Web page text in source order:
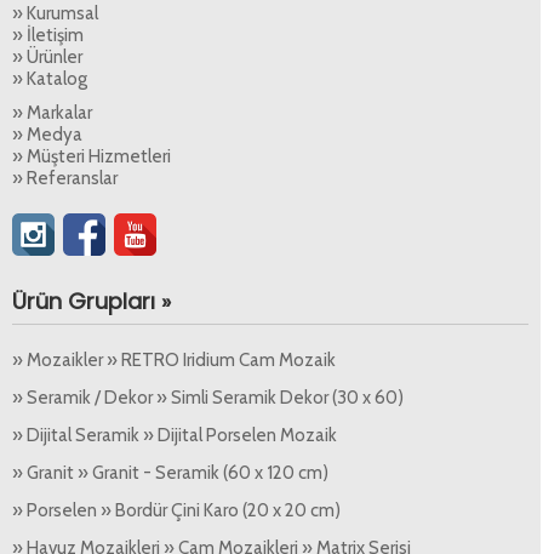
» Kurumsal
» İletişim
» Ürünler
» Katalog
» Markalar
» Medya
» Müşteri Hizmetleri
» Referanslar
Ürün Grupları »
» Mozaikler » RETRO Iridium Cam Mozaik
» Seramik / Dekor » Simli Seramik Dekor (30 x 60)
» Dijital Seramik » Dijital Porselen Mozaik
» Granit » Granit - Seramik (60 x 120 cm)
» Porselen » Bordür Çini Karo (20 x 20 cm)
» Havuz Mozaikleri » Cam Mozaikleri » Matrix Serisi